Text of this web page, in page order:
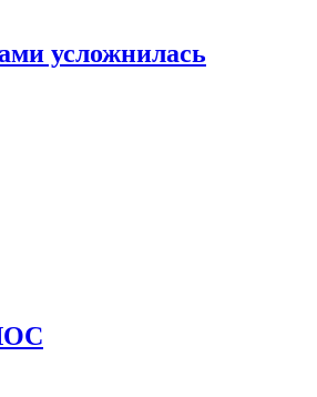
усложнилась